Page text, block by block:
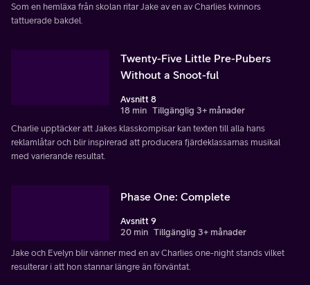
Som en hemläxa från skolan ritar Jake av en av Charlies kvinnors
tattuerade bakdel.
Twenty-Five Little Pre-Pubers
Without a Snoot-ful
Avsnitt 8
18 min Tillgänglig 3+ månader
Charlie upptäcker att Jakes klasskompisar kan texten till alla hans
reklamlåtar och blir inspirerad att producera fjärdeklassarnas musikal
med varierande resultat.
Phase One: Complete
Avsnitt 9
20 min Tillgänglig 3+ månader
Jake och Evelyn blir vänner med en av Charlies one-night stands vilket
resulterar i att hon stannar längre än förväntat.